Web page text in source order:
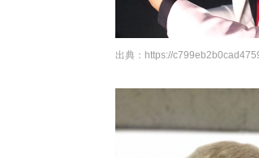
出典： https://